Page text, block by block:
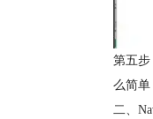
第五
么简单
二、